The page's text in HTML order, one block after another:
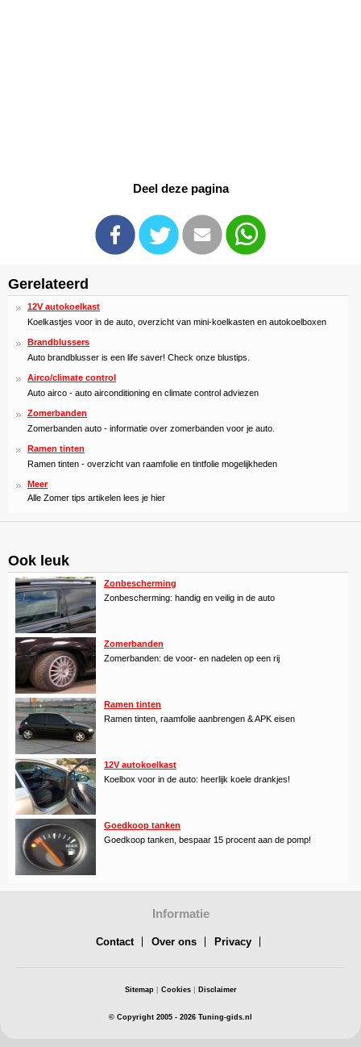
Deel deze pagina
Gerelateerd
12V autokoelkast
Koelkastjes voor in de auto, overzicht van mini-koelkasten en autokoelboxen
Brandblussers
Auto brandblusser is een life saver! Check onze blustips.
Airco/climate control
Auto airco - auto airconditioning en climate control adviezen
Zomerbanden
Zomerbanden auto - informatie over zomerbanden voor je auto.
Ramen tinten
Ramen tinten - overzicht van raamfolie en tintfolie mogelijkheden
Meer
Alle Zomer tips artikelen lees je hier
Ook leuk
Zonbescherming
Zonbescherming: handig en veilig in de auto
Zomerbanden
Zomerbanden: de voor- en nadelen op een rij
Ramen tinten
Ramen tinten, raamfolie aanbrengen & APK eisen
12V autokoelkast
Koelbox voor in de auto: heerlijk koele drankjes!
Goedkoop tanken
Goedkoop tanken, bespaar 15 procent aan de pomp!
Informatie
Contact Over ons Privacy
Sitemap Cookies| Disclaimer
© Copyright 2005 - 2026 Tuning-gids.nl